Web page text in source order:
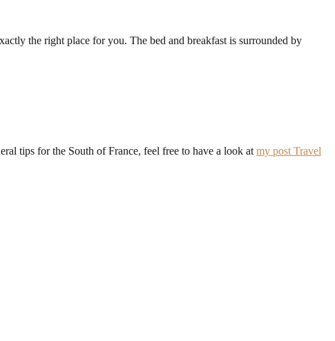
the right place for you. The bed and breakfast is surrounded by
tips for the South of France, feel free to have a look at my post Travel